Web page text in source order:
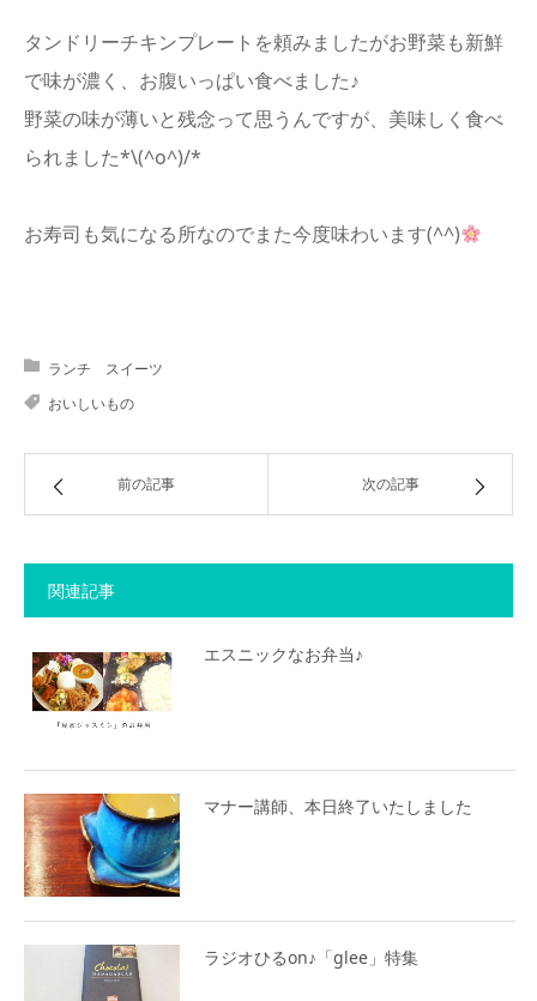
タンドリーチキンプレートを頼みましたがお野菜も新鮮
で味が濃く、お腹いっぱい食べました♪
野菜の味が薄いと残念って思うんですが、美味しく食べ
られました*\(^o^)/*
お寿司も気になる所なのでまた今度味わいます(^^)
ランチ スイーツ
おいしいもの
前の記事 次の記事
関連記事
エスニックなお弁当♪
マナー講師、本日終了いたしました
ラジオひるon♪「glee」特集